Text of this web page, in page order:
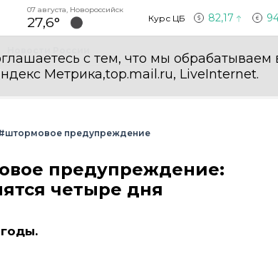
07 августа, Новороссийск
27,6° Курс ЦБ 82,17
с тем, что мы обрабатываем
Метрика,top.mail.ru, LiveInternet.
предупреждение
предупреждение:
четыре дня